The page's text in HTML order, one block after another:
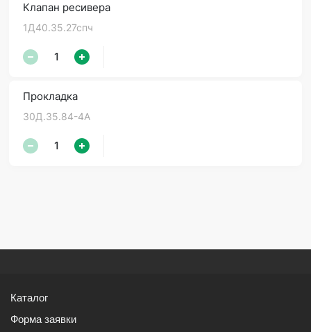
Клапан ресивера
1Д40.35.27спч
Прокладка
30Д.35.84-4А
Каталог
Форма заявки